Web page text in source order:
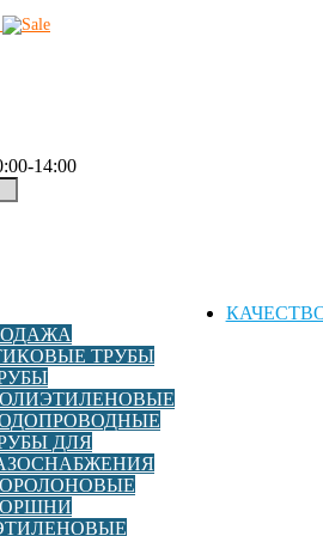
14:00
ТРУБЫ
ДЛЯ